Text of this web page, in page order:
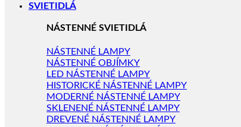
SVIETIDLÁ
NÁSTENNÉ SVIETIDLÁ
NÁSTENNÉ LAMPY
NÁSTENNÉ OBJÍMKY
LED NÁSTENNÉ LAMPY
HISTORICKÉ NÁSTENNÉ LAMPY
MODERNÉ NÁSTENNÉ LAMPY
SKLENENÉ NÁSTENNÉ LAMPY
DREVENÉ NÁSTENNÉ LAMPY